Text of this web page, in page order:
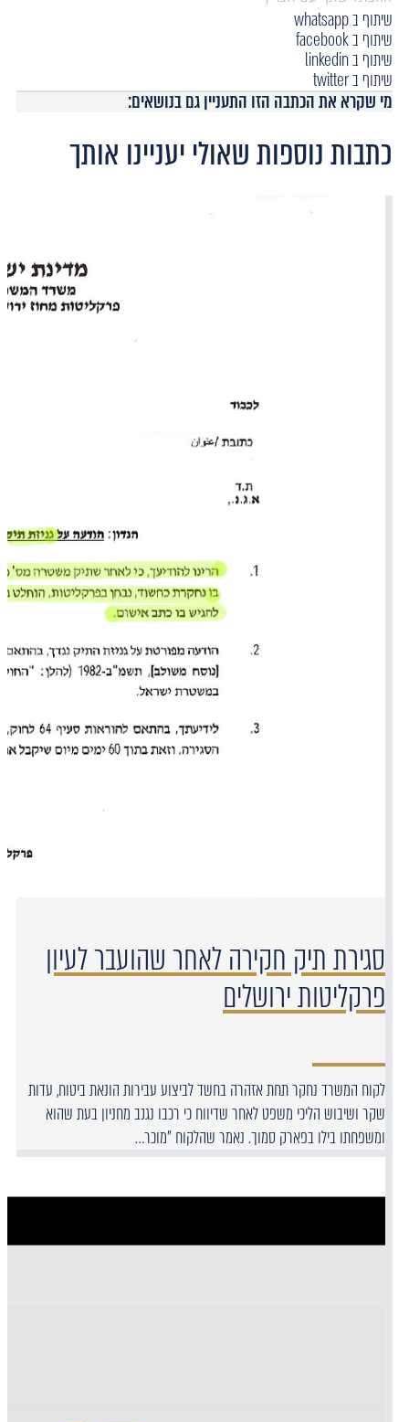
שיתוף ב whatsapp
שיתוף ב facebook
שיתוף ב linkedin
שיתוף ב twitter
מי שקרא את הכתבה הזו התעניין גם בנושאים:
כתבות נוספות שאולי יעניינו אותך
סגירת תיק חקירה לאחר שהועבר לעיון
פרקליטות ירושלים
לקוח המשרד נחקר תחת אזהרה בחשד לביצוע עבירות הונאת ביטוח, עדות
שקר ושיבוש הליכי משפט לאחר שדיווח כי רכבו נגנב מחניון בעת שהוא
ומשפחתו בילו בפארק סמוך. נאמר שהלקוח "מוכר…